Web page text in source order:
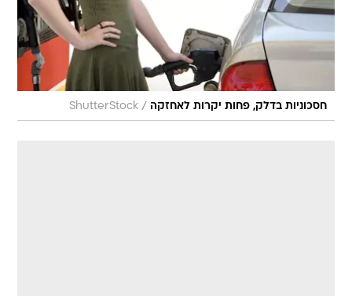
חסכוניות בדלק, פחות יקרות לאחזקה /
ShutterStock